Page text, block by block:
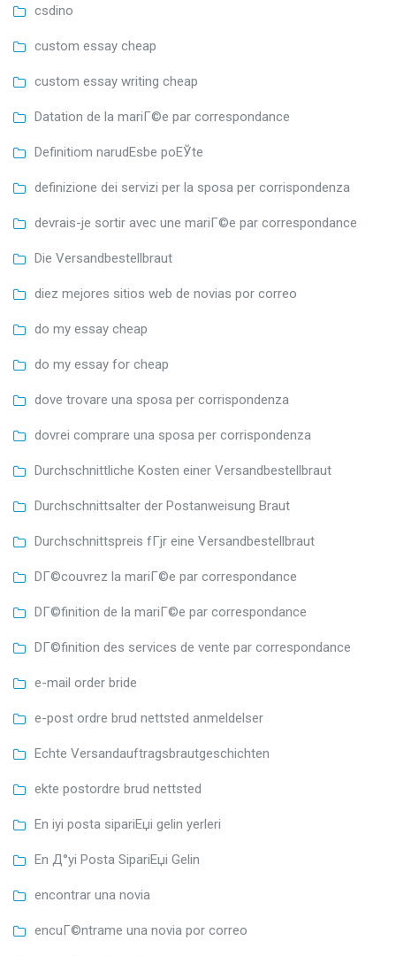
csdino
custom essay cheap
custom essay writing cheap
Datation de la mariГ©e par correspondance
Definitiom narudЕѕbe poЕЎte
definizione dei servizi per la sposa per corrispondenza
devrais-je sortir avec une mariГ©e par correspondance
Die Versandbestellbraut
diez mejores sitios web de novias por correo
do my essay cheap
do my essay for cheap
dove trovare una sposa per corrispondenza
dovrei comprare una sposa per corrispondenza
Durchschnittliche Kosten einer Versandbestellbraut
Durchschnittsalter der Postanweisung Braut
Durchschnittspreis fГјr eine Versandbestellbraut
DГ©couvrez la mariГ©e par correspondance
DГ©finition de la mariГ©e par correspondance
DГ©finition des services de vente par correspondance
e-mail order bride
e-post ordre brud nettsted anmeldelser
Echte Versandauftragsbrautgeschichten
ekte postordre brud nettsted
En iyi posta sipariЕџi gelin yerleri
En Д°yi Posta SipariЕџi Gelin
encontrar una novia
encuГ©ntrame una novia por correo